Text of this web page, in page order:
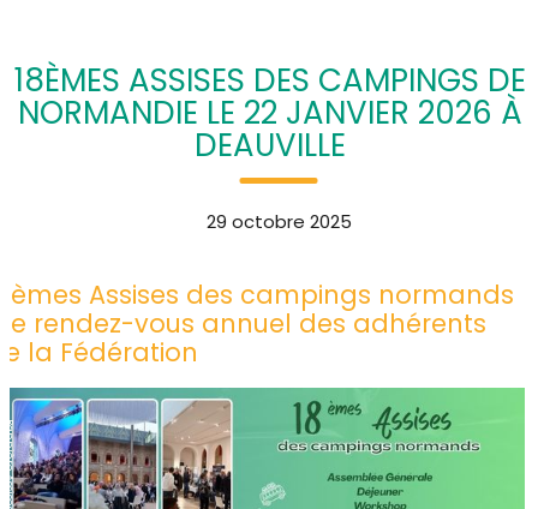
18ÈMES ASSISES DES CAMPINGS DE
NORMANDIE LE 22 JANVIER 2026 À
DEAUVILLE
29 octobre 2025
Assises des campings normands
rendez-vous annuel des adhérents
la Fédération
Bannière Assises 2026